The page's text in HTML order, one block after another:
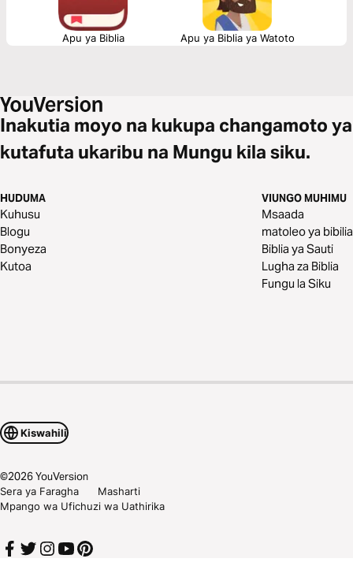
Apu ya Biblia Apu ya Biblia ya Watoto
Inakutia moyo na kukupa changamoto ya
kutafuta ukaribu na Mungu kila siku.
HUDUMA
Kuhusu
Blogu
Bonyeza
Kutoa
VIUNGO MUHIMU
Msaada
matoleo ya bibilia
Biblia ya Sauti
Lugha za Biblia
Fungu la Siku
Kiswahili
©2026YouVersion
Sera ya Faragha
Masharti
Mpango wa Ufichuzi wa Uathirika